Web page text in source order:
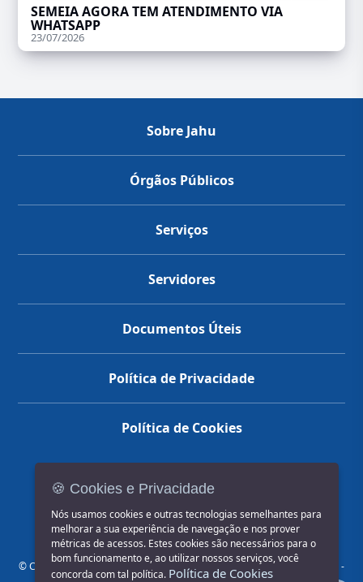
SEMEIA AGORA TEM ATENDIMENTO VIA
WHATSAPP
23/07/2026
Sobre Jahu
Órgãos Públicos
Serviços
Servidores
Documentos Úteis
Política de Privacidade
Política de Cookies
© COPYRIGHT 2026, Prefeitura Municipal de Jahu | Rua Paissandu, 444 -
🍪 Cookies e Privacidade
Nós usamos cookies e outras tecnologias semelhantes para
melhorar a sua experiência de navegação e nos prover
métricas de acessos. Estes cookies são necessários para o
bom funcionamento e, ao utilizar nossos serviços, você
concorda com tal política. Política de Cookies